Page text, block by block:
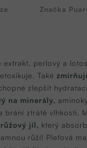
Značka
perlový a
Také
zlepšit
na minerály,
brání ztrátě vlhkosti.
jíl, který
růží! Pleťová